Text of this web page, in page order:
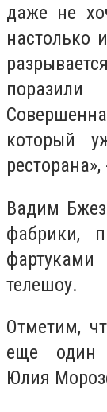
даже не
настолько
который
Вадим
фабрики,
телешоу.
Отметим,
еще один
Юлия